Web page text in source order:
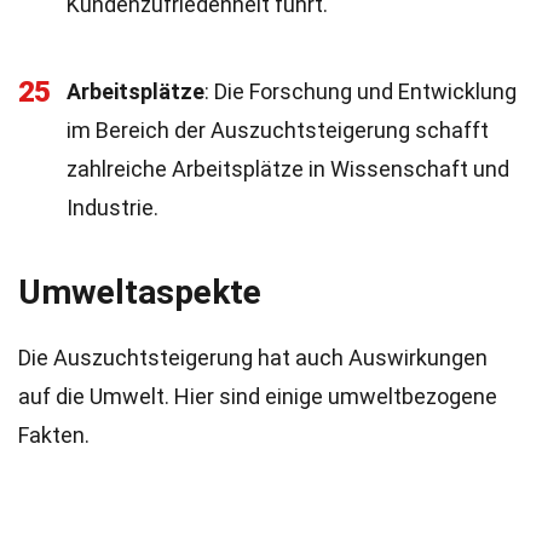
25 Arbeitsplätze: Die Forschung und Entwicklung
im Bereich der Auszuchtsteigerung schafft
zahlreiche Arbeitsplätze in Wissenschaft und
Industrie.
Umweltaspekte
Die Auszuchtsteigerung hat auch Auswirkungen
auf die Umwelt. Hier sind einige umweltbezogene
Fakten.